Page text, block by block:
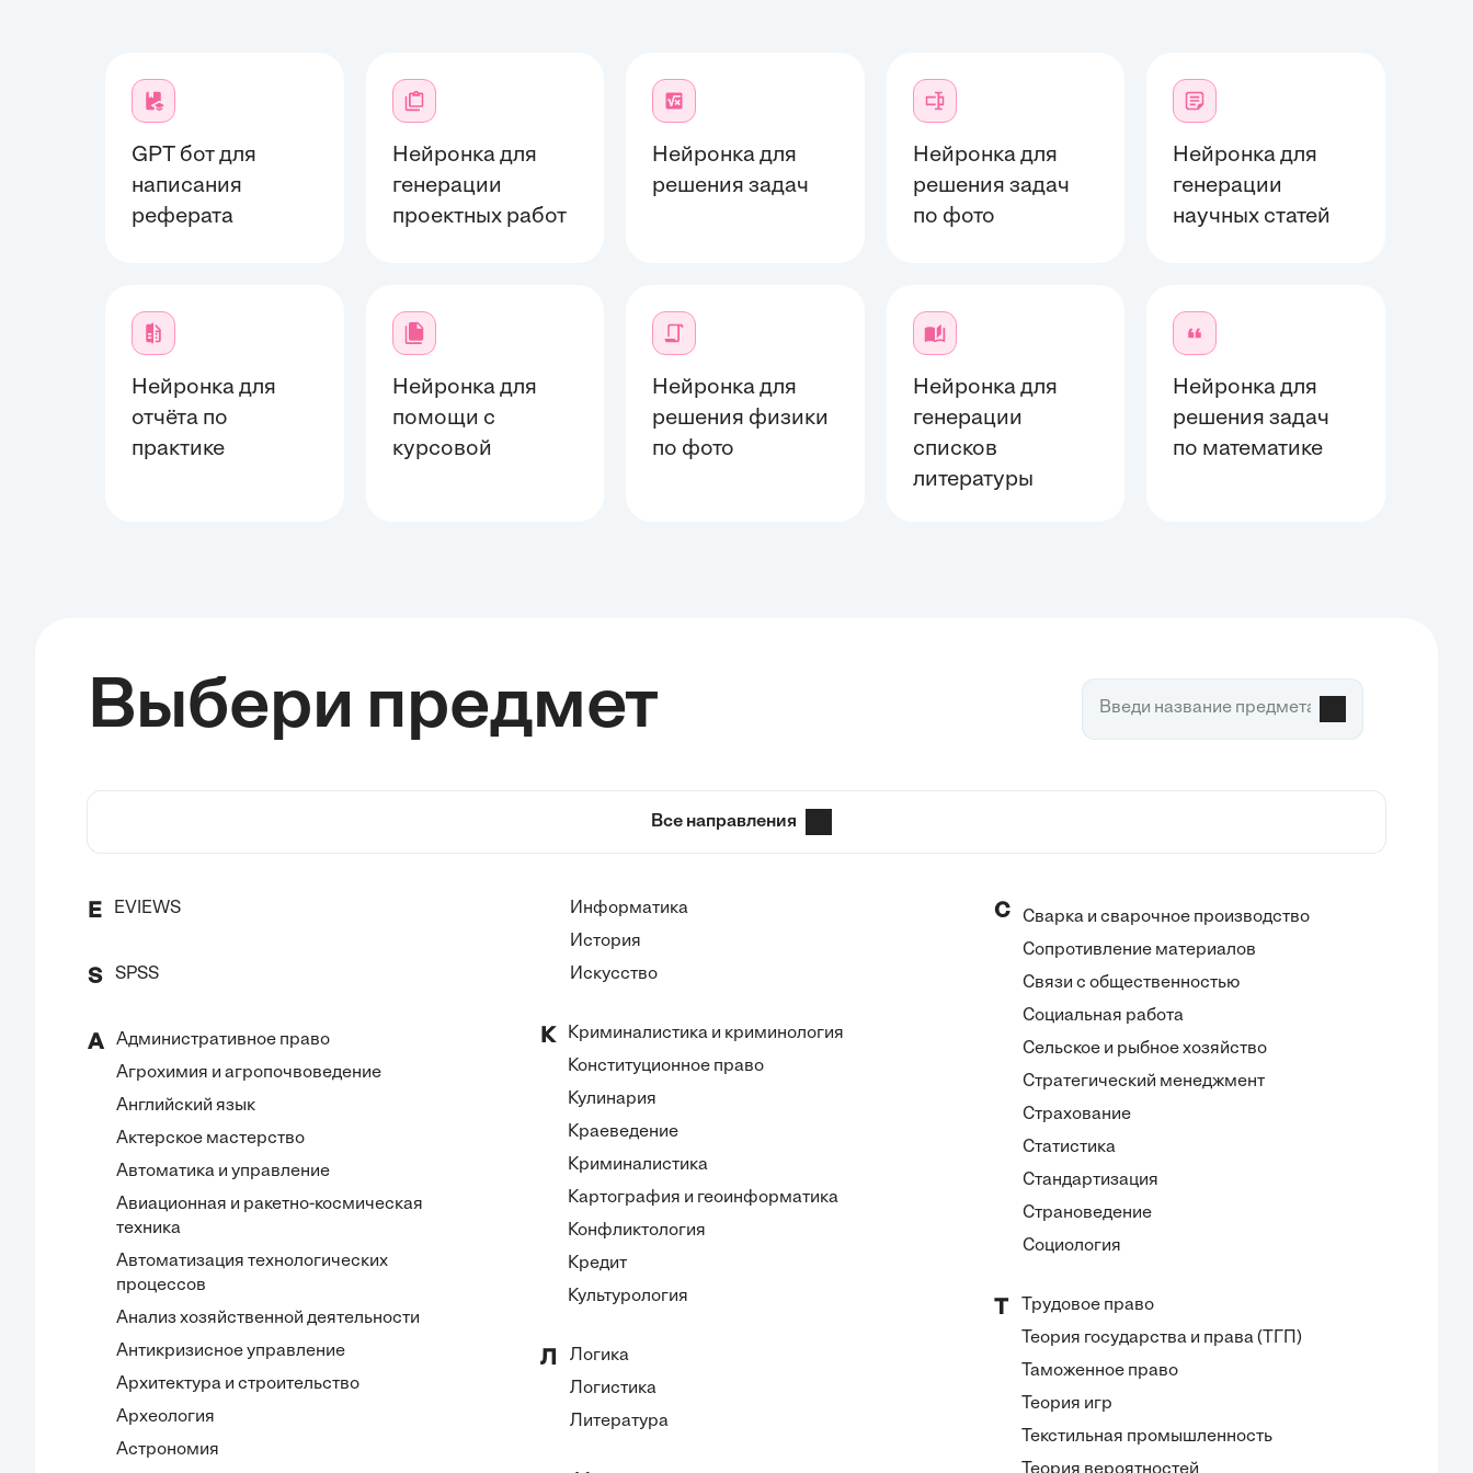
GPT бот для
написания
реферата
Нейронка для
генерации
проектных работ
Нейронка для
решения задач
Нейронка для
решения задач
по фото
Нейронка для
генерации
научных статей
Нейронка для
отчёта по
практике
Нейронка для
помощи с
курсовой
Нейронка для
решения физики
по фото
Нейронка для
генерации
списков
литературы
Нейронка для
решения задач
по математике
Выбери предмет
Все направления
E EVIEWS
S SPSS
А
Административное право
Агрохимия и агропочвоведение
Английский язык
Актерское мастерство
Автоматика и управление
Авиационная и ракетно-космическая
техника
Автоматизация технологических
процессов
Анализ хозяйственной деятельности
Антикризисное управление
Архитектура и строительство
Археология
Астрономия
Информатика
История
Искусство
К
Криминалистика и криминология
Конституционное право
Кулинария
Краеведение
Криминалистика
Картография и геоинформатика
Конфликтология
Кредит
Культурология
Л
Логика
Логистика
Литература
С
Сварка и сварочное производство
Сопротивление материалов
Связи с общественностью
Социальная работа
Сельское и рыбное хозяйство
Стратегический менеджмент
Страхование
Статистика
Стандартизация
Страноведение
Социология
Т
Трудовое право
Теория государства и права (ТГП)
Таможенное право
Теория игр
Текстильная промышленность
Теория вероятностей